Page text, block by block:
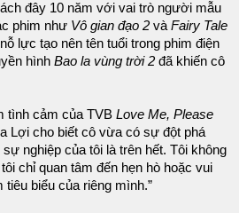
đây 10 năm với vai trò người mẫu
phim như Vô gian đạo 2 và Fairy Tale
lực tạo nên tên tuổi trong phim điện
hình Bao la vùng trời 2 đã khiến cô
tình cảm của TVB Love Me, Please
Lợi cho biết cô vừa có sự đột phá
nghiệp của tôi là trên hết. Tôi không
chỉ quan tâm đến hẹn hò hoặc vui
biểu của riêng mình.”